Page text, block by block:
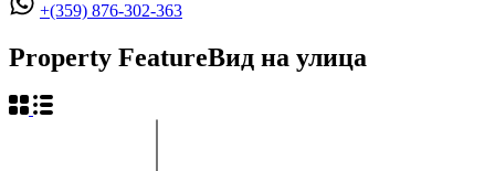
+(359) 876-302-363
Property FeatureВид на улица